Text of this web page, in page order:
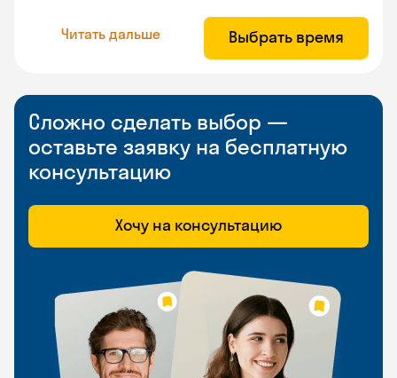
Читать дальше Выбрать время
Сложно сделать выбор —
оставьте заявку на бесплатную
консультацию
Хочу на консультацию